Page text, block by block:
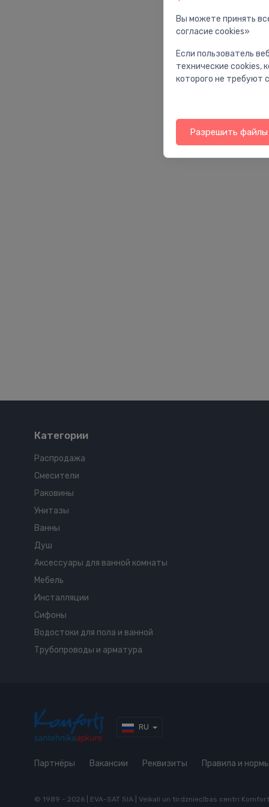
Приводы для шаровых кранов
Категории
Распродажа
Смесители
Раковины
Унитазы
Ванны
Душ
Аксессуары для ванной комнаты
Мебель
Инсталляции
Сифоны
Водостоки для пола и ванной
Трубопроводы и арматура
RU
Партнёры Вакансии Реквизиты Правила и нормы
© 1989 - 2026 | EVA-SAT SIA | Veikali un tirdzniecības centri
Вы можете принять
согласие cookies»
Если пользователь
технические cookies,
которого не требуют
Разрешить файлы